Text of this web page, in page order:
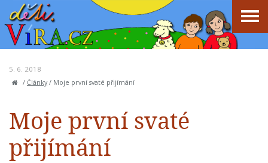
5. 6. 2018
/ Články/ Moje první svaté přijímání
Moje první svaté
přijímání